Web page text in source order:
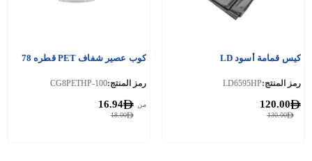
كيس قمامة أسود LD
رمز المنتج:LD6595HP
130.00
120.00
كوب عصير شفاف PET قطره 78
رمز المنتج:CG8PETHP-100
18.00
من 16.94